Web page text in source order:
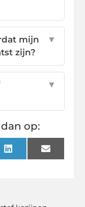
mijn
zijn?
▼
▼
op:
LinkedInEmail